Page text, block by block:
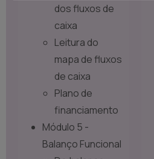
dos fluxos de
caixa
Leitura do
mapa de fluxos
de caixa
Plano de
financiamento
Módulo 5 -
Balanço Funcional